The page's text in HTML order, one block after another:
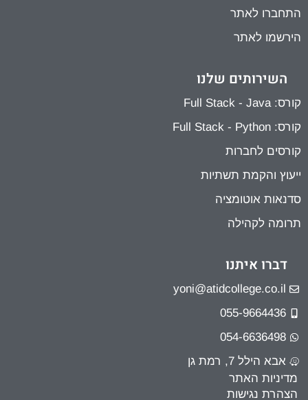
התחברו לאתר
הירשמו לאתר
השירותים שלנו
קורס: Full Stack - Java
קורס: Full Stack - Python
קורסים לחברות
ייעוץ והקמת תשתיות
סדנאות אוטומציה
תרומה לקהילה
דברו איתנו
yoni@atidcollege.co.il
055-9664436
054-6636498
אבא הילל 7, רמת גן
מדיניות האתר
הצהרת נגישות